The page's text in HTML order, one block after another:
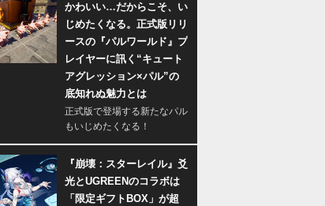
かわいい…だからこそ、い
じめたくなる。正式版リリ
ースの『パルワールド』プ
レイヤーに訊く“キュート
アグレッション×パル”の
底知れぬ魅力とは
正式版で登場する新たなパル
もいじめたくなる！
『崩壊：スターレイル』爻
光とUGREENのコラボは
「限定ギフトBOX」が超